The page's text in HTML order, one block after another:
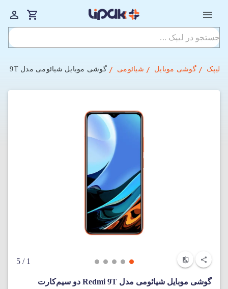
لیپک گوشی موبایل شیائومی گوشی موبایل شیائومی مدل Redmi 9T دو سیم‌‌کارت ظرفیت 128 گیگابایت با رم 4
1
/ 5
گوشی موبایل شیائومی مدل Redmi 9T دو سیم‌‌کارت